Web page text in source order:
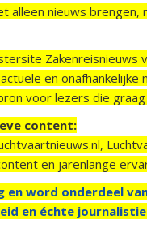
alleen nieuws
en
voor lezers die
content:
en jarenlange
en word onderdeel
en échte